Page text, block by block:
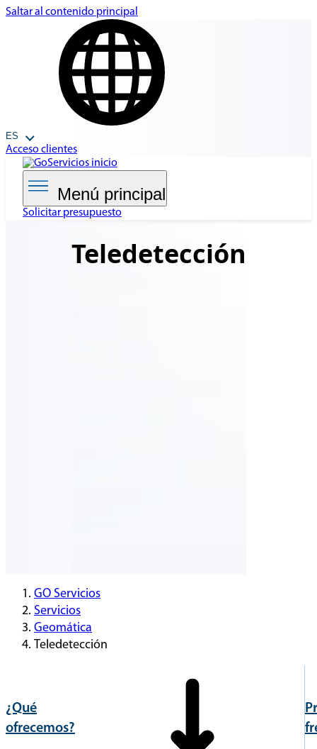
Saltar al contenido principal
ES
Acceso clientes
Menú principal
Solicitar presupuesto
Teledetección
GO Servicios
Servicios
Geomática
Teledetección
¿Qué
ofrecemos?